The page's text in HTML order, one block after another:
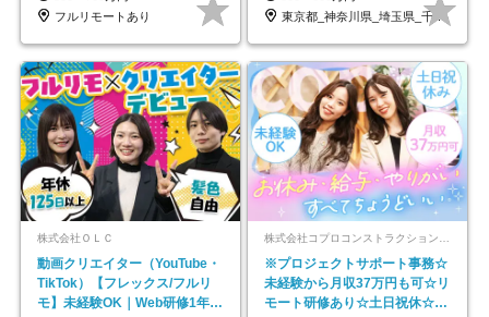
フルリモートあり
東京都_神奈川県_埼玉県_千葉県_大阪府…
株式会社ＯＬＣ
動画クリエイター（YouTube・
TikTok）【フレックス/フルリ
モ】未経験OK｜Web研修1年間
※プロジェクトサポート事務☆
未経験から月収37万円も可☆リ
モート研修あり☆土日祝休☆20